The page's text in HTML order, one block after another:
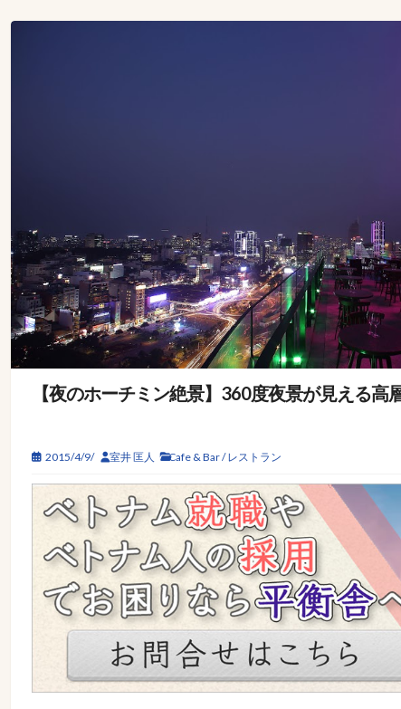
【夜のホーチミン絶景】360度夜景が見える高
2015/4/9/ 室井 匡人 Cafe & Bar/レストラン